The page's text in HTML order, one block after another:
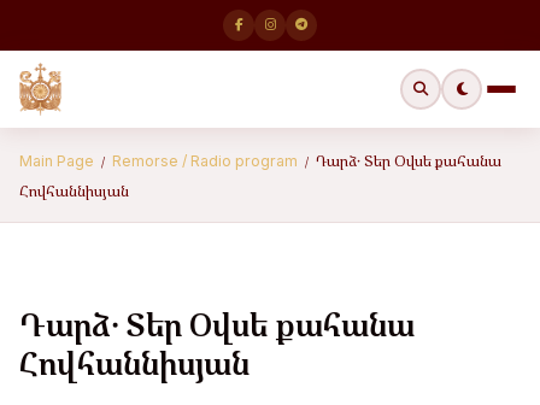
Main Page / Remorse / Radio program / Դարձ․ Տեր Օվսե քահանա
Հովհաննիսյան
Դարձ․ Տեր Օվսե քահանա
Հովհաննիսյան